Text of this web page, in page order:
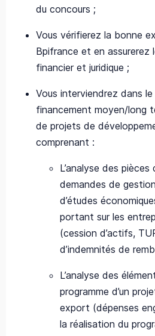
du concours ;
Vous vérifierez la bonne
Bpifrance et en assurerez
financier et juridique ;
Vous interviendrez dans
financement moyen/long
de projets de
comprenant :
L’analyse des
demandes de
d’études
portant sur les
(cession d’actifs,
d’indemnités de
L’analyse des
programme d’un
export (dépenses
la réalisation du